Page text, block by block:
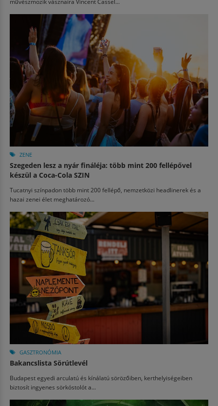
ZENE
Szegeden lesz a nyár fináléja: több mint 200 fellépővel
készül a Coca-Cola SZIN
Tucatnyi színpadon több mint 200 fellépő, nemzetközi headlinerek és a
hazai zenei élet meghatározó...
GASZTRONÓMIA
Bakancslista Sörútlevél
Budapest egyedi arculatú és kínálatú sörözőiben, kerthelyiségeiben
biztosít ingyenes sörkóstolót a...